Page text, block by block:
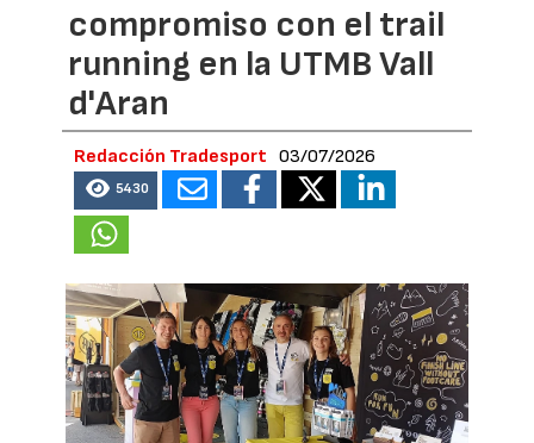
compromiso con el trail
running en la UTMB Vall
d'Aran
Redacción Tradesport 03/07/2026
5430